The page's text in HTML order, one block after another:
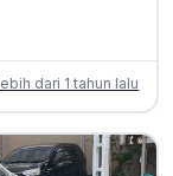
lebih dari 1 tahun lalu